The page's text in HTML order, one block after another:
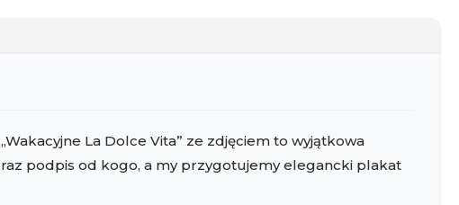
La Dolce Vita” ze zdjęciem to wyjątkowa
podpis od kogo, a my przygotujemy elegancki plakat